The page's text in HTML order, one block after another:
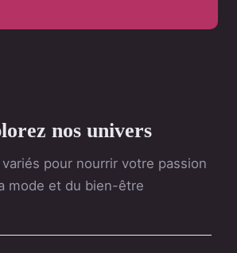
nos univers
pour nourrir votre passion
mode et du bien-être